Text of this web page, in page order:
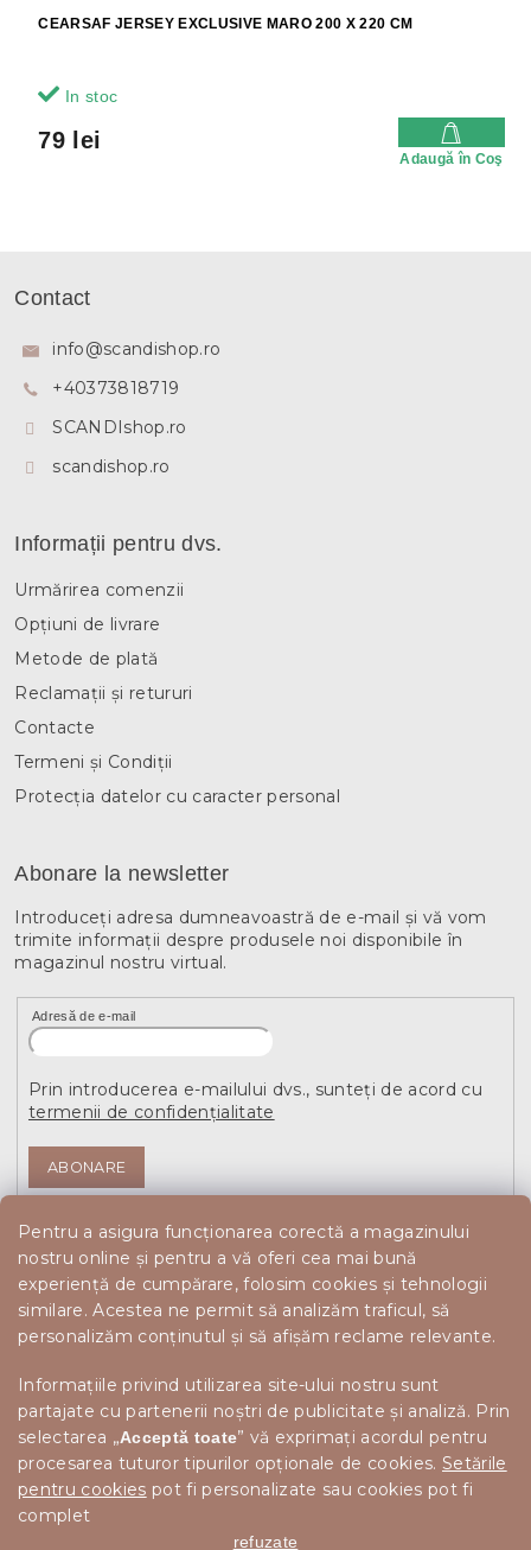
Pentru a asigura funcționarea corectă a magazinului
nostru online și pentru a vă oferi cea mai bună
experiență de cumpărare, folosim cookies și tehnologii
similare. Acestea ne permit să analizăm traficul, să
personalizăm conținutul și să afișăm reclame relevante.
Informațiile privind utilizarea site-ului nostru sunt
partajate cu partenerii noștri de publicitate și analiză. Prin
selectarea „Acceptă toate” vă exprimați acordul pentru
procesarea tuturor tipurilor opționale de cookies. Setările
pentru cookies pot fi personalizate sau cookies pot fi
complet
refuzate
CEARSAF JERSEY EXCLUSIVE MARO 200 X 220 CM
In stoc
79 lei
Adaugă în Coş
Contact
info@scandishop.ro
+40373818719
SCANDIshop.ro
scandishop.ro
Informații pentru dvs.
Urmărirea comenzii
Opțiuni de livrare
Metode de plată
Reclamații și retururi
Contacte
Termeni și Condiții
Protecția datelor cu caracter personal
Abonare la newsletter
Introduceţi adresa dumneavoastră de e-mail şi vă vom
trimite informaţii despre produsele noi disponibile în
magazinul nostru virtual.
Adresă de e-mail
Prin introducerea e-mailului dvs., sunteți de acord cu
termenii de confidențialitate
ABONARE